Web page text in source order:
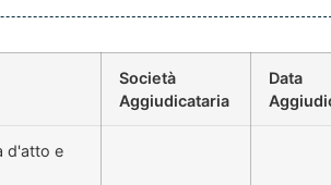
Società
Aggiudicataria
Data
d'atto e